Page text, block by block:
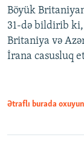
Böyük
31-də bildirib
Britaniya və
İrana casusluq
Ətraflı burada oxuyun